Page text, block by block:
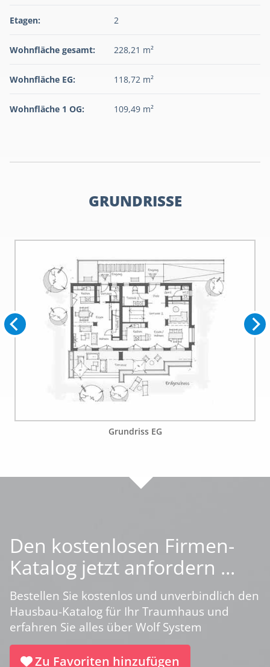
Etagen: 2
Wohnfläche gesamt: 228,21 m²
Wohnfläche EG: 118,72 m²
Wohnfläche 1 OG: 109,49 m²
GRUNDRISSE
Grundriss EG
Den kostenlosen Firmen-
Katalog jetzt anfordern ...
Bestellen Sie kostenlos und unverbindlich den
Hausbau-Katalog für Ihr Traumhaus und
erfahren Sie alles über Wolf System
Zu Favoriten hinzufügen